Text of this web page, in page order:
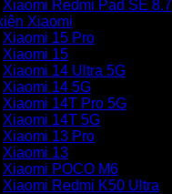
Xiaomi Redmi Pad SE 8.7
Xiaomi
Xiaomi 15 Pro
Xiaomi 15
Xiaomi 14 Ultra 5G
Xiaomi 14 5G
Xiaomi 14T Pro 5G
Xiaomi 14T 5G
Xiaomi 13 Pro
Xiaomi 13
Xiaomi POCO M6
Xiaomi Redmi K50 Ultra